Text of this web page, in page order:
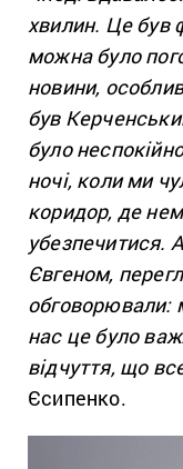
хвилин. Це був
можна було
новини,
був
було
ночі, коли ми
коридор, де
убезпечитися.
Євгеном,
обговорювали:
нас це було
відчуття, що
Єсипенко.